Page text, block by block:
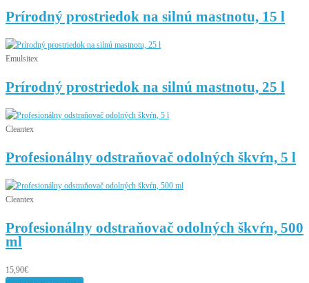
Prírodný prostriedok na silnú mastnotu, 15 l
Emulsitex
Prírodný prostriedok na silnú mastnotu, 25 l
Cleantex
Profesionálny odstraňovač odolných škvŕn, 5 l
Cleantex
Profesionálny odstraňovač odolných škvŕn, 500
ml
15,90€